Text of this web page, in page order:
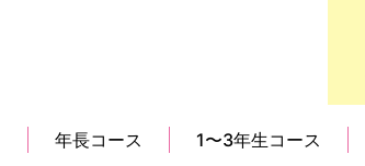
年長コース 1〜3年生コース